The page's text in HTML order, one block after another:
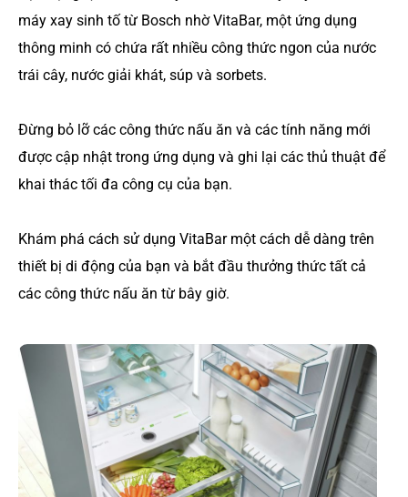
máy xay sinh tố từ Bosch nhờ VitaBar, một ứng dụng
thông minh có chứa rất nhiều công thức ngon của nước
trái cây, nước giải khát, súp và sorbets.
Đừng bỏ lỡ các công thức nấu ăn và các tính năng mới
được cập nhật trong ứng dụng và ghi lại các thủ thuật để
khai thác tối đa công cụ của bạn.
Khám phá cách sử dụng VitaBar một cách dễ dàng trên
thiết bị di động của bạn và bắt đầu thưởng thức tất cả
các công thức nấu ăn từ bây giờ.